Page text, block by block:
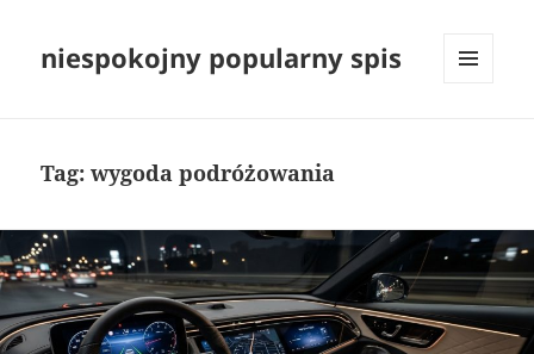
niespokojny popularny spis
Tag:wygoda podróżowania